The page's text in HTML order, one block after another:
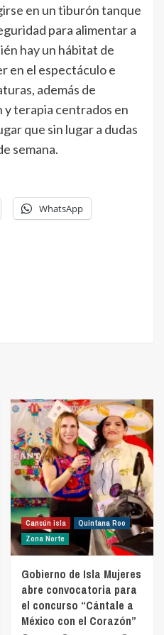
en un tiburón tanque
para alimentar a
hay un hábitat de
en el espectáculo e
además de
y terapia centrados en
que sin lugar a dudas
semana.
WhatsApp
Cancún isla
Quintana Roo
Zona Norte
Gobierno de Isla Mujeres
abre convocatoria para
el concurso “Cántale a
México con el Corazón”